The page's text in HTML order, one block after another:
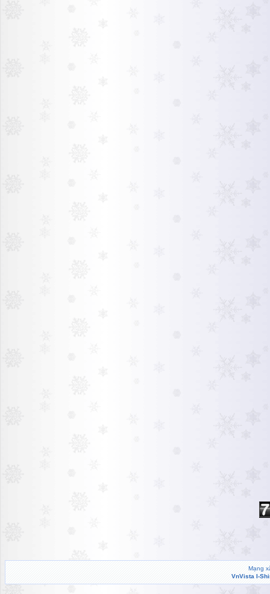
Mạng
VnVista I-